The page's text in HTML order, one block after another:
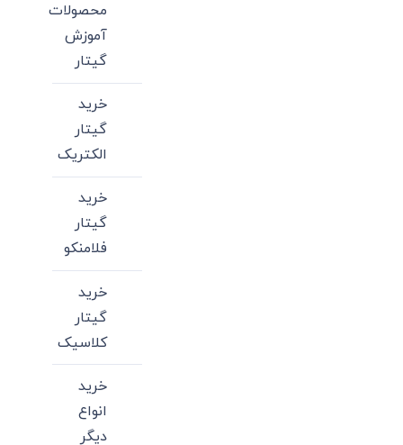
محصولات
آموزش
گیتار
خرید
گیتار
الکتریک
خرید
گیتار
فلامنکو
خرید
گیتار
کلاسیک
خرید
انواع
دیگر